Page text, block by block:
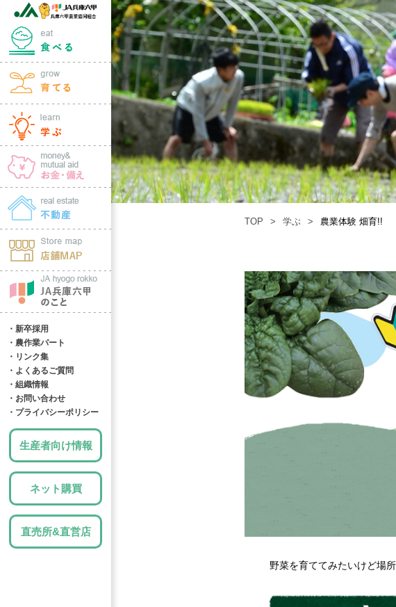
・新卒採用
・農作業パート
・リンク集
・よくあるご質問
・組織情報
・お問い合わせ
・プライバシーポリシー
生産者向け情報
ネット購買
直売所&直営店
TOP 学ぶ 農業体験 畑育!!
野菜を育ててみたいけど場